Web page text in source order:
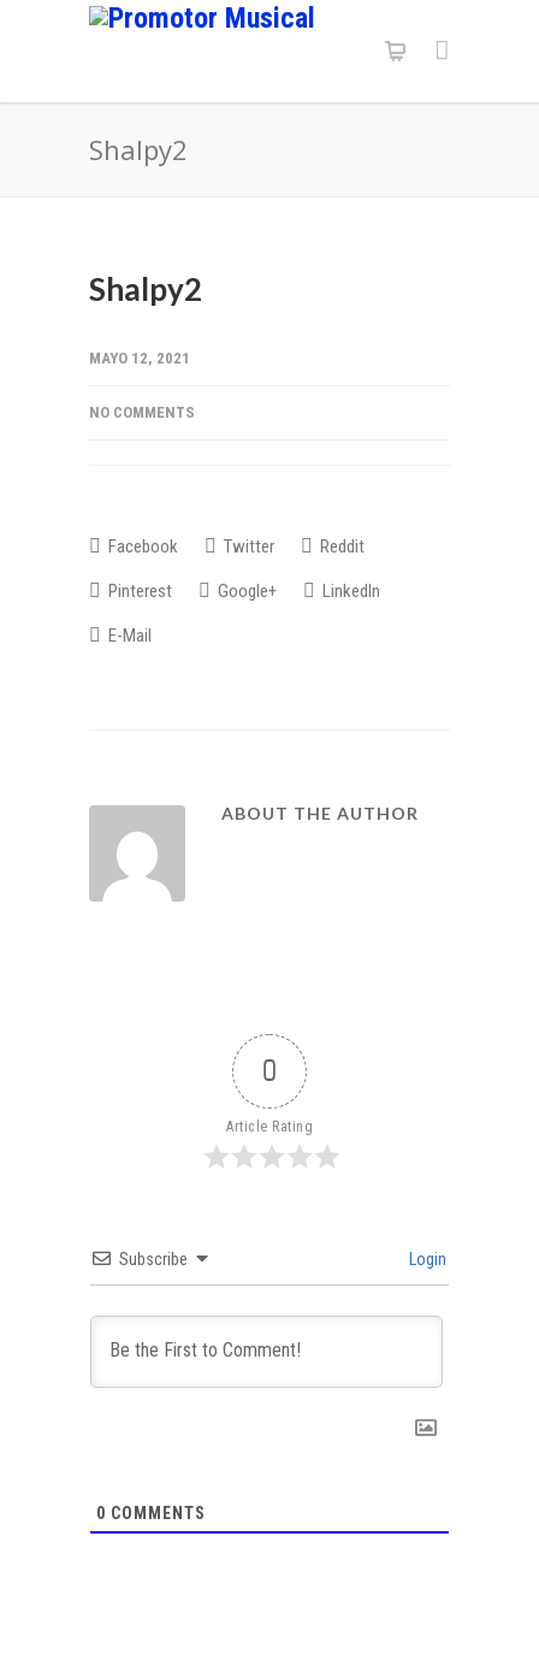
Shalpy2
Shalpy2
MAYO 12, 2021
NO COMMENTS
Facebook Twitter Reddit
Pinterest Google+ LinkedIn
E-Mail
ABOUT THE AUTHOR
0
Article Rating
Subscribe Login
0 COMMENTS